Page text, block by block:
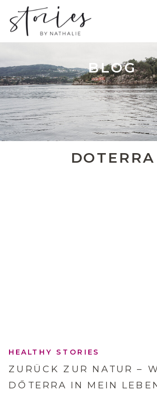
BLOG
DOTERRA
HEALTHY STORIES
ZURÜCK ZUR NATUR –
DŌTERRA IN MEIN